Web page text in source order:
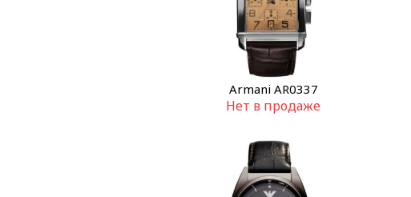
Armani AR0337
Нет в продаже